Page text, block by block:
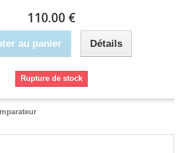
110.00 €
au panier Détails
Rupture de stock